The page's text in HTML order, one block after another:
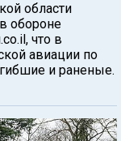
области
обороне
что в
авиации по
и раненые.